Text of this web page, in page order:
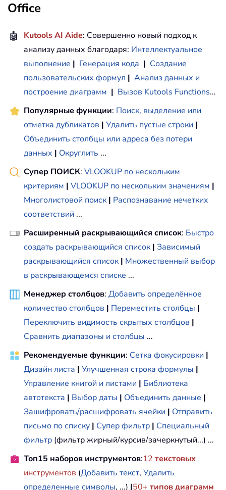
Office
🤖 Kutools AI Aide: Совершенно новый подход к
анализу данных благодаря: Интеллектуальное
выполнение | Генерация кода | Создание
пользовательских формул | Анализ данных и
построение диаграмм | Вызов Kutools Functions…
Популярные функции: Поиск, выделение или
отметка дубликатов | Удалить пустые строки |
Объединить столбцы или адреса без потери
данных | Округлить ...
Супер ПОИСК: VLOOKUP по нескольким
критериям | VLOOKUP по нескольким значениям |
Многолистовой поиск | Распознавание нечетких
соответствий ...
Расширенный раскрывающийся список: Быстро
создать раскрывающийся список | Зависимый
раскрывающийся список | Множественный выбор
в раскрывающемся списке ...
Менеджер столбцов: Добавить определённое
количество столбцов | Переместить столбцы |
Переключить видимость скрытых столбцов |
Сравнить диапазоны и столбцы ...
Рекомендуемые функции: Сетка фокусировки |
Дизайн листа | Улучшенная строка формулы |
Управление книгой и листами | Библиотека
автотекста | Выбор даты | Объединить данные |
Зашифровать/расшифровать ячейки | Отправить
письмо по списку | Супер фильтр | Специальный
фильтр (фильтр жирный/курсив/зачеркнутый...) ...
Топ15 наборов инструментов:12 текстовых
инструментов (Добавить текст, Удалить
определенные символы, ...) |50+ типов диаграмм